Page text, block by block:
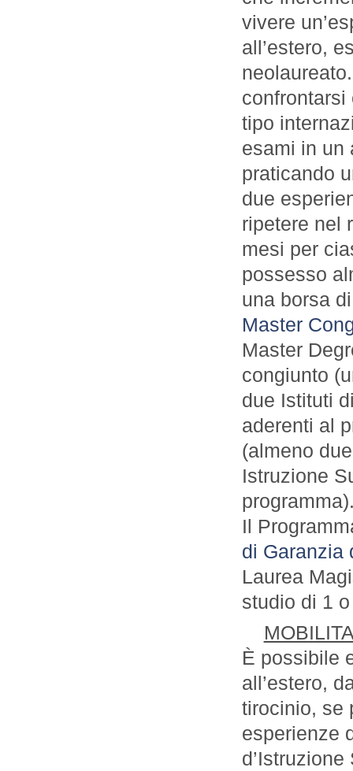
vivere
all’estero,
tipo
esami in un
praticando
due
ripetere nel
mesi per
possesso
una borsa
Master
Master
congiunto
due Istituti
aderenti al
(almeno
Istruzione
Il
di Garanzia
Laurea
studio di 1
È possibile
all’estero,
tirocinio, se
esperienze